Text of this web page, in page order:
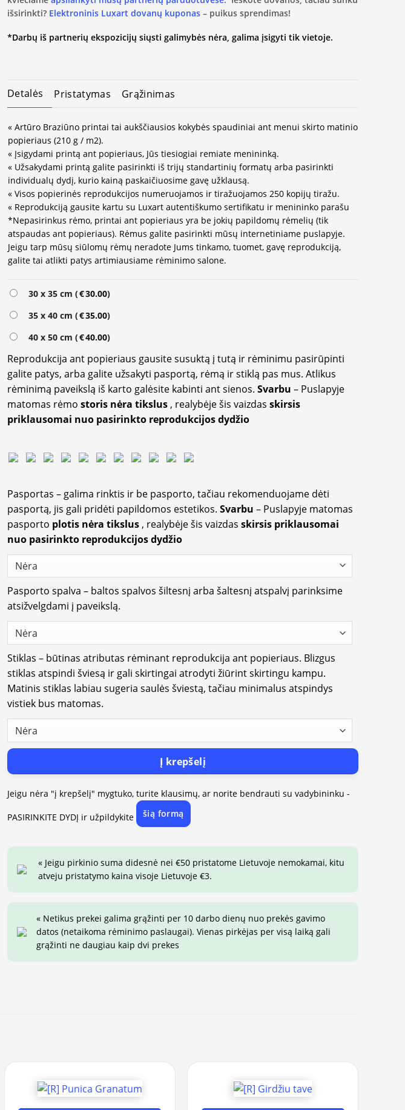
išsirinkti? Elektroninis Luxart dovanų kuponas – puikus sprendimas!
*Darbų iš partnerių ekspozicijų siųsti galimybės nėra, galima įsigyti tik vietoje.
Detalės Pristatymas Grąžinimas
« Artūro Braziūno printai tai aukščiausios kokybės spaudiniai ant menui skirto matinio
popieriaus (210 g / m2).
« Įsigydami printą ant popieriaus, Jūs tiesiogiai remiate menininką.
« Užsakydami printą galite pasirinkti iš trijų standartinių formatų arba pasirinkti
individualų dydį, kurio kainą paskaičiuosime gavę užklausą.
« Visos popierinės reprodukcijos numeruojamos ir tiražuojamos 250 kopijų tiražu.
« Reprodukciją gausite kartu su Luxart autentiškumo sertifikatu ir menininko parašu
*Nepasirinkus rėmo, printai ant popieriaus yra be jokių papildomų rėmelių (tik
atspaudas ant popieriaus). Rėmus galite pasirinkti mūsų internetiniame puslapyje.
Jeigu tarp mūsų siūlomų rėmų neradote Jums tinkamo, tuomet, gavę reprodukciją,
galite tai atlikti patys artimiausiame rėminimo salone.
30 x 35 cm (€30.00)
35 x 40 cm (€35.00)
40 x 50 cm (€40.00)
Reprodukcija ant popieriaus gausite susuktą į tutą ir rėminimu pasirūpinti
galite patys, arba galite užsakyti pasportą, rėmą ir stiklą pas mus. Atlikus
rėminimą paveikslą iš karto galėsite kabinti ant sienos. Svarbu – Puslapyje
matomas rėmo storis nėra tikslus , realybėje šis vaizdas skirsis
priklausomai nuo pasirinkto reprodukcijos dydžio
Pasportas – galima rinktis ir be pasporto, tačiau rekomenduojame dėti
pasportą, jis gali pridėti papildomos estetikos. Svarbu – Puslapyje matomas
pasporto plotis nėra tikslus , realybėje šis vaizdas skirsis priklausomai
nuo pasirinkto reprodukcijos dydžio
Pasporto spalva – baltos spalvos šiltesnį arba šaltesnį atspalvį parinksime
atsižvelgdami į paveikslą.
Stiklas – būtinas atributas rėminant reprodukcija ant popieriaus. Blizgus
stiklas atspindi šviesą ir gali skirtingai atrodyti žiūrint skirtingu kampu.
Matinis stiklas labiau sugeria saulės šviestą, tačiau minimalus atspindys
vistiek bus matomas.
Į krepšelį
Alternative:
Jeigu nėra "į krepšelį" mygtuko, turite klausimų, ar norite bendrauti su vadybininku -
PASIRINKITE DYDĮ ir užpildykite šią formą
« Jeigu pirkinio suma didesnė nei €50 pristatome Lietuvoje nemokamai, kitu
atveju pristatymo kaina visoje Lietuvoje €3.
« Netikus prekei galima grąžinti per 10 darbo dienų nuo prekės gavimo
datos (netaikoma rėminimo paslaugai). Vienas pirkėjas per visą laiką gali
grąžinti ne daugiau kaip dvi prekes